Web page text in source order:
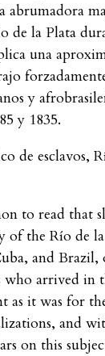
abrumadora
de la Plata
una
y
y 1835.
de esclavos,
to read that
of the Río de
and
who arrived in
as it was for
and
on this